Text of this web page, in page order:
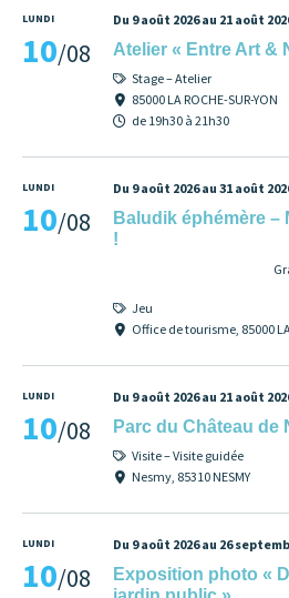
LUNDI
10/08
Du 9 août 2026 au 21 août
Atelier « Entre Art &
Stage – Atelier
85000 LA ROCHE-SUR-YON
de 19h30 à 21h30
LUNDI
10/08
Du 9 août 2026 au 31 août
Baludik éphémère –
!
Jeu
Office de tourisme, 85000 LA
LUNDI
10/08
Du 9 août 2026 au 21 août
Parc du Château de
Visite – Visite guidée
Nesmy, 85310 NESMY
LUNDI
10/08
Du 9 août 2026 au 26
Exposition photo «